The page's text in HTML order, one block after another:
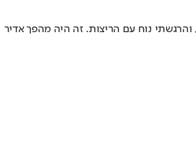
נוח עם הריצות. זה היה מהפך אדיר